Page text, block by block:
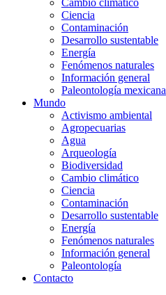
Cambio climático
Ciencia
Contaminación
Desarrollo sustentable
Energía
Fenómenos naturales
Información general
Paleontología mexicana
Mundo
Activismo ambiental
Agropecuarias
Agua
Arqueología
Biodiversidad
Cambio climático
Ciencia
Contaminación
Desarrollo sustentable
Energía
Fenómenos naturales
Información general
Paleontología
Contacto